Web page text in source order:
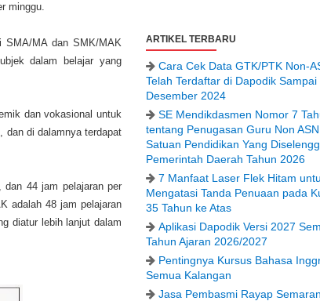
minggu.
SMA/MA dan SMK/MAK
dalam belajar yang
dan vokasional untuk
dan di dalamnya terdapat
44 jam pelajaran per
adalah 48 jam pelajaran
diatur lebih lanjut dalam
ARTIKEL TERBARU
Cara Cek Data GTK/PTK Non-
Telah Terdaftar di Dapodik Sampai
Desember 2024
SE Mendikdasmen Nomor 7
tentang Penugasan Guru Non
Satuan Pendidikan Yang
Pemerintah Daerah Tahun 2026
7 Manfaat Laser Flek Hitam
Mengatasi Tanda Penuaan pada
35 Tahun ke Atas
Aplikasi Dapodik Versi 2027
Tahun Ajaran 2026/2027
Pentingnya Kursus Bahasa
Semua Kalangan
Jasa Pembasmi Rayap